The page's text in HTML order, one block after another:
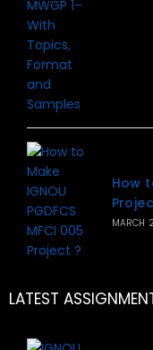
How
MARCH
LATEST